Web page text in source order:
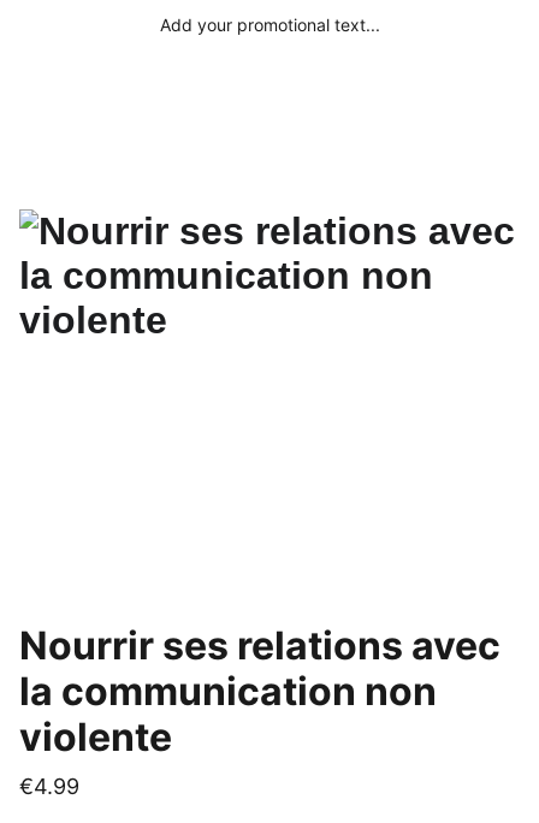
Add your promotional text...
Nourrir ses relations avec
la communication non
violente
€4.99